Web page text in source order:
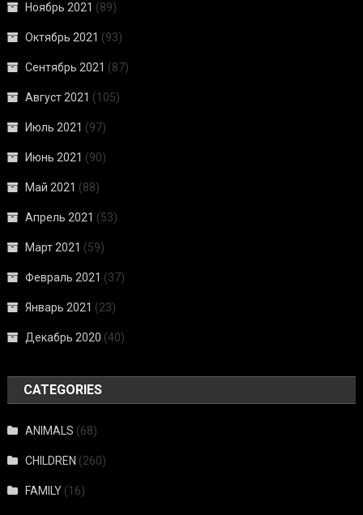
Ноябрь 2021 (89)
Октябрь 2021 (93)
Сентябрь 2021 (87)
Август 2021 (105)
Июль 2021 (97)
Июнь 2021 (90)
Май 2021 (88)
Апрель 2021 (53)
Март 2021 (59)
Февраль 2021 (37)
Январь 2021 (23)
Декабрь 2020 (40)
CATEGORIES
ANIMALS (68)
CHILDREN (260)
FAMILY (16)